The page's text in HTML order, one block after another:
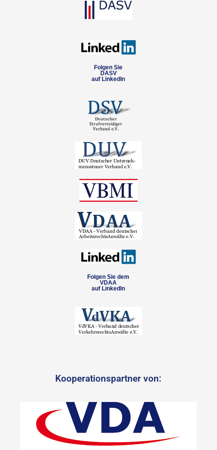
Folgen Sie
DASV
auf LinkedIn
Folgen Sie dem
VDAA
auf LinkedIn
Kooperationspartner von: